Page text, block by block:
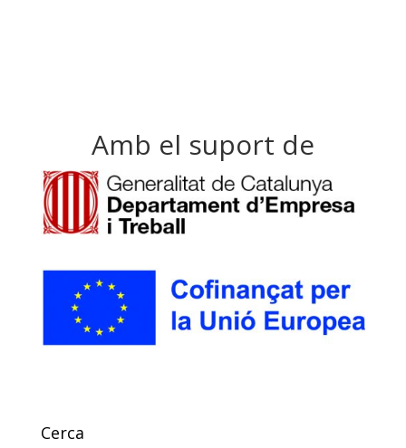
Amb el suport de
Cerca